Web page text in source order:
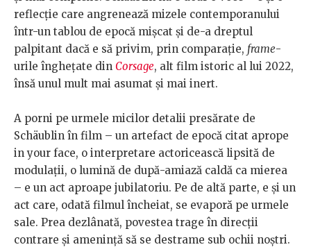
reflecție care angrenează mizele contemporanului
într-un tablou de epocă mișcat și de-a dreptul
palpitant dacă e să privim, prin comparație, frame-
urile înghețate din Corsage, alt film istoric al lui 2022,
însă unul mult mai asumat și mai inert.
A porni pe urmele micilor detalii presărate de
Schäublin în film – un artefact de epocă citat aprope
in your face, o interpretare actoricească lipsită de
modulații, o lumină de după-amiază caldă ca mierea
– e un act aproape jubilatoriu. Pe de altă parte, e și un
act care, odată filmul încheiat, se evaporă pe urmele
sale. Prea dezlânată, povestea trage în direcții
contrare și amenință să se destrame sub ochii noștri.